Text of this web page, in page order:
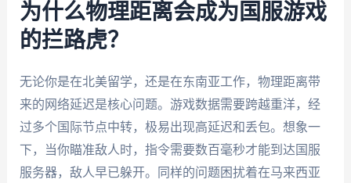
为什么物理距离会成为国服游戏
的拦路虎？
无论你是在北美留学，还是在东南亚工作，物理距离带
来的网络延迟是核心问题。游戏数据需要跨越重洋，经
过多个国际节点中转，极易出现高延迟和丢包。想象一
下，当你瞄准敌人时，指令需要数百毫秒才能到达国服
服务器，敌人早已躲开。同样的问题困扰着在马来西亚